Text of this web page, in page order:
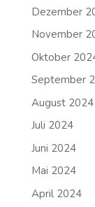
Dezember
November
Oktober
September
August 2024
Juli 2024
Juni 2024
Mai 2024
April 2024